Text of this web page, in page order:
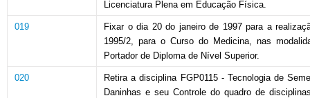
Licenciatura Plena em Educação Física.
019
Fixar o dia 20 do janeiro de 1997 para a
1995/2, para o Curso do Medicina, nas
Portador de Diploma de Nível Superior.
020
Retira a disciplina FGP0115 - Tecnologia de
Daninhas e seu Controle do quadro de